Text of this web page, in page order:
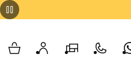
Whatsappצור קשרהסניפים שלנוהחשבון שלי